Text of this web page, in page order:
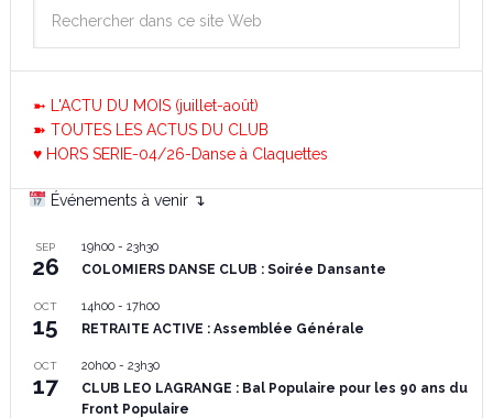
➼ L'ACTU DU MOIS (juillet-août)
➽ TOUTES LES ACTUS DU CLUB
♥ HORS SERIE-04/26-Danse à Claquettes
Événements à venir ↴
SEP
26
19h00- 23h30
COLOMIERS DANSE CLUB : Soirée Dansante
OCT
15
14h00- 17h00
RETRAITE ACTIVE : Assemblée Générale
OCT
17
20h00- 23h30
CLUB LEO LAGRANGE : Bal Populaire pour les 90 ans du
Front Populaire